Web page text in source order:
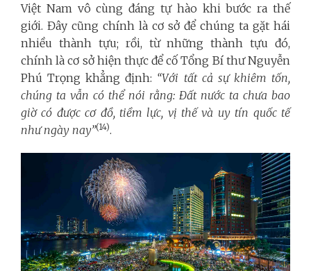
Việt Nam vô cùng đáng tự hào khi bước ra thế
giới. Đây cũng chính là cơ sở để chúng ta gặt hái
nhiều thành tựu; rồi, từ những thành tựu đó,
chính là cơ sở hiện thực để cố Tổng Bí thư Nguyễn
Phú Trọng khẳng định: “Với tất cả sự khiêm tốn,
chúng ta vẫn có thể nói rằng: Đất nước ta chưa bao
giờ có được cơ đồ, tiềm lực, vị thế và uy tín quốc tế
như ngày nay”(14).